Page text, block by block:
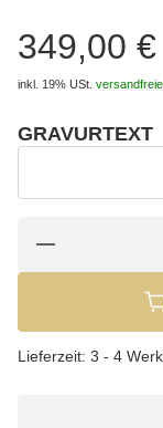
349,00 €
inkl. 19% USt.
GRAVURTEXT
Lieferzeit: 3 - 4